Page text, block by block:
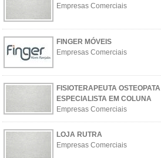
Empresas Comerciais
FINGER MÓVEIS
Empresas Comerciais
FISIOTERAPEUTA OSTEOPATA
ESPECIALISTA EM COLUNA
Empresas Comerciais
LOJA RUTRA
Empresas Comerciais